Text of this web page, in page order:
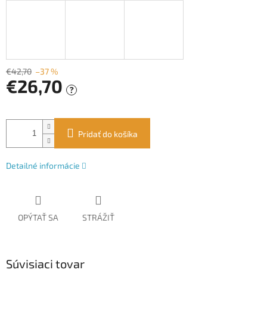
€42,70 –37 %
€26,70 ?
cena:
Pridať do košíka
Detailné informácie
OPÝTAŤ SA STRÁŽIŤ
Súvisiaci tovar